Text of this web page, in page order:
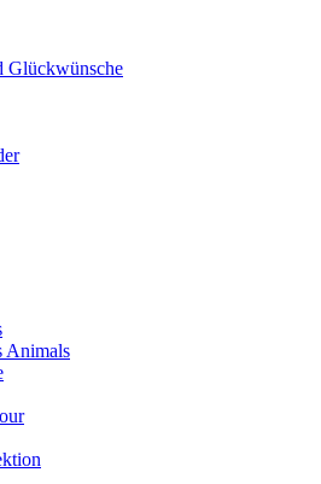
Glückwünsche
Animals